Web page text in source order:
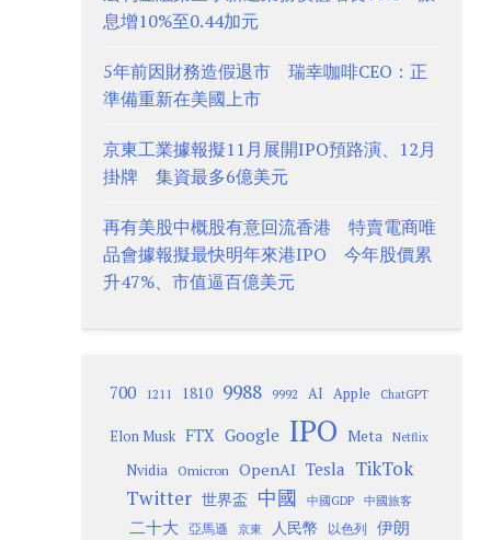
息增10%至0.44加元
5年前因財務造假退市 瑞幸咖啡CEO：正
準備重新在美國上市
京東工業據報擬11月展開IPO預路演、12月
掛牌 集資最多6億美元
再有美股中概股有意回流香港 特賣電商唯
品會據報擬最快明年來港IPO 今年股價累
升47%、市值逼百億美元
700 1211 1810 9988 9992 AI Apple ChatGPT
Elon Musk FTX Google IPO Meta Netflix
Nvidia Omicron OpenAI Tesla TikTok
Twitter 世界盃 中國 中國GDP 中國旅客
二十大 亞馬遜 京東 人民幣 以色列 伊朗